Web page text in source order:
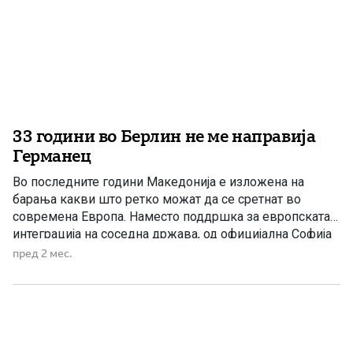
33 години во Берлин не ме направија
Германец
Во последните години Македонија е изложена на
барања какви што ретко можат да се сретнат во
современа Европа. Наместо поддршка за европската
интеграција на соседна држава, од официјална Софија
постојано пристигнуваат нови условувања поврзани со
македонскиот идентитет и македонските историски
пред 2 мес.